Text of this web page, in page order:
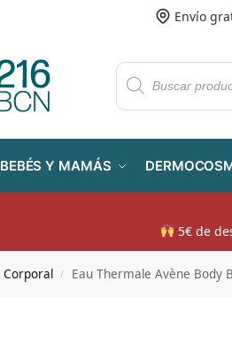
Envío
BEBÉS Y MAMÁS
5€ de
Corporal / Eau Thermale Avène Body